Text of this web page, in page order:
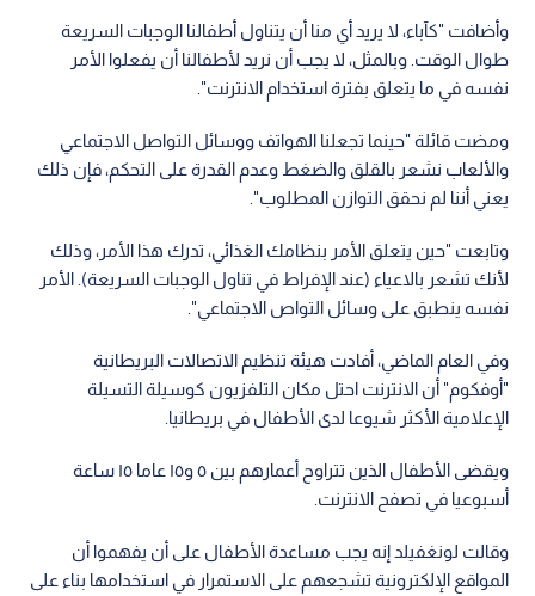
وأضافت "كآباء، لا يريد أي منا أن يتناول أطفالنا الوجبات السريعة
طوال الوقت. وبالمثل، لا يجب أن نريد لأطفالنا أن يفعلوا الأمر
نفسه في ما يتعلق بفترة استخدام الانترنت".
ومضت قائلة "حينما تجعلنا الهواتف ووسائل التواصل الاجتماعي
والألعاب نشعر بالقلق والضغط وعدم القدرة على التحكم، فإن ذلك
يعني أننا لم نحقق التوازن المطلوب".
وتابعت "حين يتعلق الأمر بنظامك الغذائي، تدرك هذا الأمر، وذلك
لأنك تشعر بالاعياء (عند الإفراط في تناول الوجبات السريعة). الأمر
نفسه ينطبق على وسائل التواص الاجتماعي".
وفي العام الماضي، أفادت هيئة تنظيم الاتصالات البريطانية
"أوفكوم" أن الانترنت احتل مكان التلفزيون كوسيلة التسيلة
الإعلامية الأكثر شيوعا لدى الأطفال في بريطانيا.
ويقضى الأطفال الذين تتراوح أعمارهم بين ٥ و١٥ عاما ١٥ ساعة
أسبوعيا في تصفح الانترنت.
وقالت لونغفيلد إنه يجب مساعدة الأطفال على أن يفهموا أن
المواقع الإلكترونية تشجعهم على الاستمرار في استخدامها بناء على